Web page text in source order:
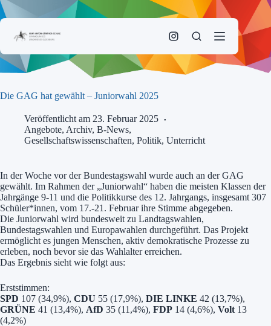
Zum
Inhalt
Die GAG hat gewählt – Juniorwahl 2025
Veröffentlicht am 23. Februar 2025
Angebote, Archiv, B-News,
Gesellschaftswissenschaften, Politik, Unterricht
In der Woche vor der Bundestagswahl wurde auch an der GAG
gewählt. Im Rahmen der „Juniorwahl“ haben die meisten Klassen der
Jahrgänge 9-11 und die Politikkurse des 12. Jahrgangs, insgesamt 307
Schüler*innen, vom 17.-21. Februar ihre Stimme abgegeben.
Die Juniorwahl wird bundesweit zu Landtagswahlen,
Bundestagswahlen und Europawahlen durchgeführt. Das Projekt
ermöglicht es jungen Menschen, aktiv demokratische Prozesse zu
erleben, noch bevor sie das Wahlalter erreichen.
Das Ergebnis sieht wie folgt aus:
Erststimmen:
SPD 107 (34,9%), CDU 55 (17,9%), DIE LINKE 42 (13,7%),
GRÜNE 41 (13,4%), AfD 35 (11,4%), FDP 14 (4,6%), Volt 13
(4,2%)